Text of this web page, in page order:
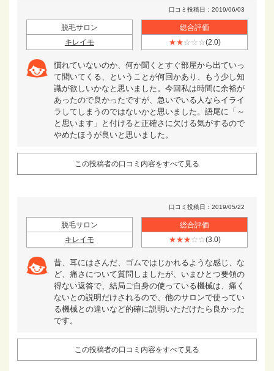
口コミ投稿日：2019/06/03
脱毛サロン
キレイモ
総合評価
★★☆☆☆(2.0)
慣れていないのか、何か聞くとすぐ部屋から出ていっ
て聞いてくる、ということが何回かあり、もう少し知
識が欲しいかなと思いました。今回私は時間に余裕が
あったので良かったですが、急いでいる人ならイライ
ラしてしまうのではないかと思いました。語尾に「～
と思います」と付けると正確さに欠ける気がするので
やめたほうが良いと思いました。
この投稿者の口コミ内容をすべて見る
口コミ投稿日：2019/05/22
脱毛サロン
キレイモ
総合評価
★★★☆☆(3.0)
昔、耳にはさんだ、ゴムではじかれるような感じ、な
ど、痛さについて質問しましたが、いまひとつ要領の
得ない返答で、結局ご自身の使っている機械は、痛く
ないとの説明だけされるので、他のサロンで使ってい
る機械との違いなど的確に説明いただけたら良かった
です。
この投稿者の口コミ内容をすべて見る